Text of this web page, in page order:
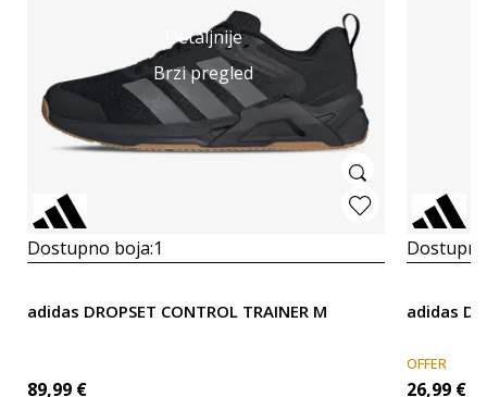
Detaljnije
Brzi pregled
Dostupno boja:1
adidas DROPSET CONTROL TRAINER M
89,99 €
adidas
OFFER
26,99 €